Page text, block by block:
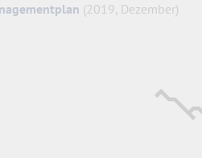
(2019, Dezember)